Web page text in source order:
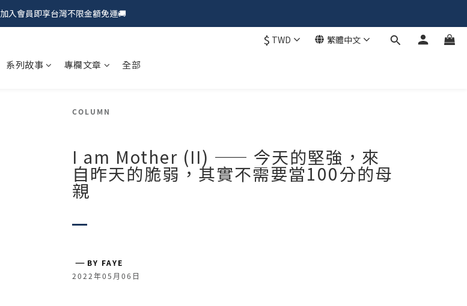
𝗖𝗵𝘂𝗠𝗘 𝗗𝗢𝗧｜新品上市𝟵𝟱折🍩
加入會員即享台灣不限金額免運🚚
$ TWD 繁體中文
系列故事 專欄文章 全部
COLUMN
I am Mother (II) —— 今天的堅強，來
自昨天的脆弱，其實不需要當100分的母
親
― BY FAYE
2022年05月06日